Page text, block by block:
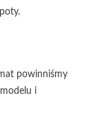
powinniśmy
i